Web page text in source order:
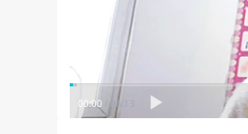
00:00 06:13